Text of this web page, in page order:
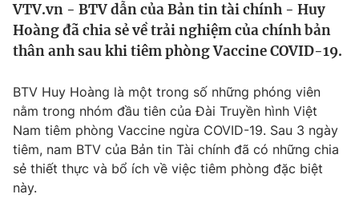
Thế giới
Tin tức
Câu chuyện quốc tế
Kinh tế
Tài chính
Thị trường
Góc doanh nghiệp
Dữ liệu và đời sống
Truyền hình
Phim VTV
Giải trí
VTV.vn - BTV dẫn của Bản tin tài chính - Huy
Hoàng đã chia sẻ về trải nghiệm của chính bản
thân anh sau khi tiêm phòng Vaccine COVID-19.
BTV Huy Hoàng là một trong số những phóng viên
nằm trong nhóm đầu tiên của Đài Truyền hình Việt
Nam tiêm phòng Vaccine ngừa COVID-19. Sau 3 ngày
tiêm, nam BTV của Bản tin Tài chính đã có những chia
sẻ thiết thực và bổ ích về việc tiêm phòng đặc biệt
này.